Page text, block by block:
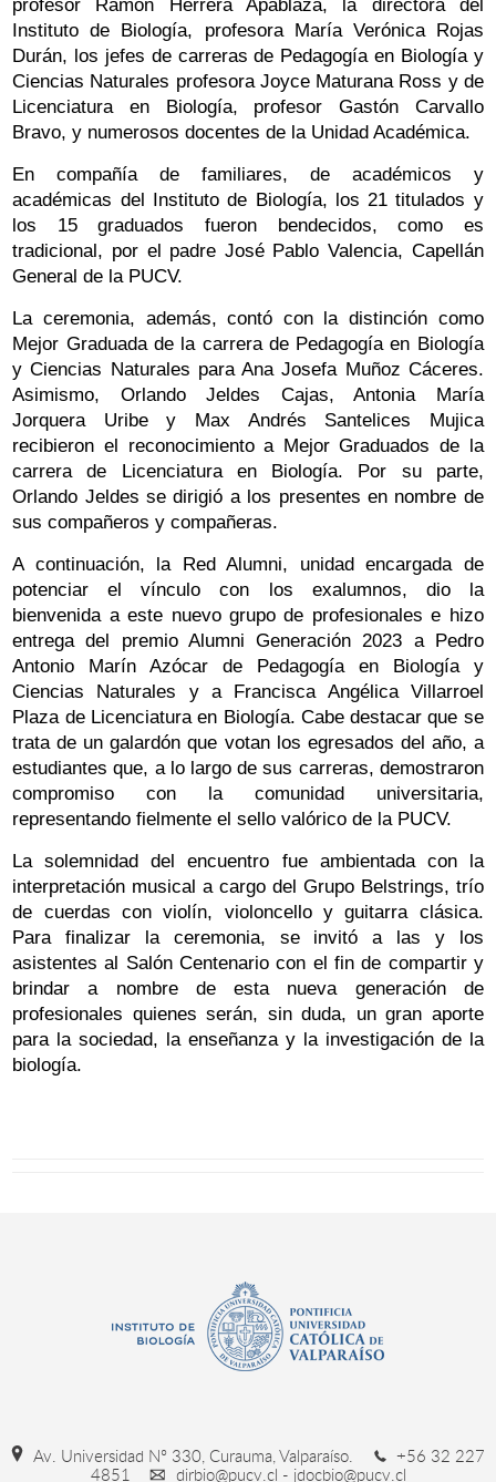
profesor Ramón Herrera Apablaza, la directora del
Instituto de Biología, profesora María Verónica Rojas
Durán, los jefes de carreras de Pedagogía en Biología y
Ciencias Naturales profesora Joyce Maturana Ross y de
Licenciatura en Biología, profesor Gastón Carvallo
Bravo, y numerosos docentes de la Unidad Académica.
En compañía de familiares, de académicos y
académicas del Instituto de Biología, los 21 titulados y
los 15 graduados fueron bendecidos, como es
tradicional, por el padre José Pablo Valencia, Capellán
General de la PUCV.
La ceremonia, además, contó con la distinción como
Mejor Graduada de la carrera de Pedagogía en Biología
y Ciencias Naturales para Ana Josefa Muñoz Cáceres.
Asimismo, Orlando Jeldes Cajas, Antonia María
Jorquera Uribe y Max Andrés Santelices Mujica
recibieron el reconocimiento a Mejor Graduados de la
carrera de Licenciatura en Biología. Por su parte,
Orlando Jeldes se dirigió a los presentes en nombre de
sus compañeros y compañeras.
A continuación, la Red Alumni, unidad encargada de
potenciar el vínculo con los exalumnos, dio la
bienvenida a este nuevo grupo de profesionales e hizo
entrega del premio Alumni Generación 2023 a Pedro
Antonio Marín Azócar de Pedagogía en Biología y
Ciencias Naturales y a Francisca Angélica Villarroel
Plaza de Licenciatura en Biología. Cabe destacar que se
trata de un galardón que votan los egresados del año, a
estudiantes que, a lo largo de sus carreras, demostraron
compromiso con la comunidad universitaria,
representando fielmente el sello valórico de la PUCV.
La solemnidad del encuentro fue ambientada con la
interpretación musical a cargo del Grupo Belstrings, trío
de cuerdas con violín, violoncello y guitarra clásica.
Para finalizar la ceremonia, se invitó a las y los
asistentes al Salón Centenario con el fin de compartir y
brindar a nombre de esta nueva generación de
profesionales quienes serán, sin duda, un gran aporte
para la sociedad, la enseñanza y la investigación de la
biología.
Av. Universidad Nº 330, Curauma, Valparaíso.
+56 32 227
4851
dirbio@pucv.cl - jdocbio@pucv.cl